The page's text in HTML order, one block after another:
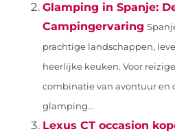
Glamping in Spanje:
Campingervaring
prachtige landschappen,
heerlijke keuken. Voor
combinatie van avontuur en
glamping...
Lexus CT occasion